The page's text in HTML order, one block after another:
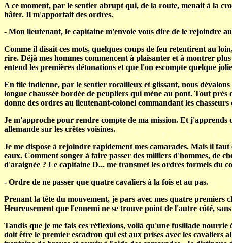
A ce moment, par le sentier abrupt qui, de la route, menait à la
hâter. Il m'apportait des ordres.
- Mon lieutenant, le capitaine m'envoie vous dire de le rejoindre
Comme il disait ces mots, quelques coups de feu retentirent au
rire. Déjà mes hommes commencent à plaisanter et à montrer
entend les premières détonations et que l'on escompte quelque
En file indienne, par le sentier rocailleux et glissant, nous
longue chaussée bordée de peupliers qui mène au pont. Tout
donne des ordres au lieutenant-colonel commandant les
Je m'approche pour rendre compte de ma mission. Et j'apprends
allemande sur les crêtes voisines.
Je me dispose à rejoindre rapidement mes camarades. Mais il
eaux. Comment songer à faire passer des milliers d'hommes, de
d'araignée ? Le capitaine D... me transmet les ordres formels du
- Ordre de ne passer que quatre cavaliers à la fois et au pas.
Prenant la tête du mouvement, je pars avec mes quatre premiers
Heureusement que l'ennemi ne se trouve point de l'autre côté,
Tandis que je me fais ces réflexions, voilà qu'une fusillade
doit être le premier escadron qui est aux prises avec les